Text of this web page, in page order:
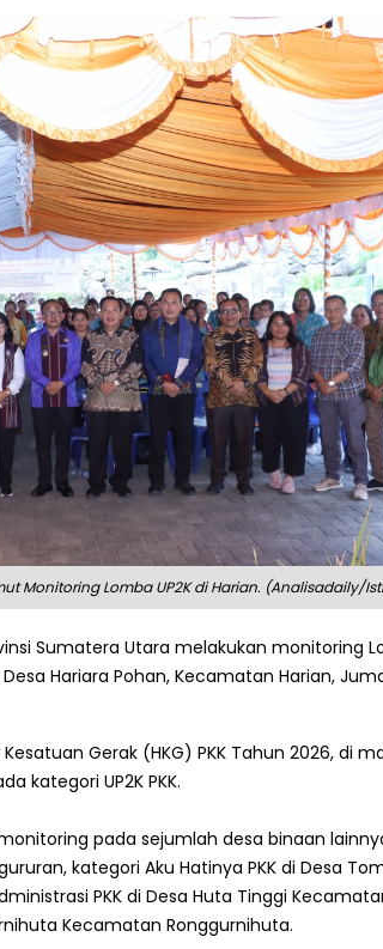
Monitoring Lomba UP2K di Harian. (Analisadaily/
Sumatera Utara melakukan monitoring
Hariara Pohan, Kecamatan Harian,
Gerak (HKG) PKK Tahun 2026, di
kategori UP2K PKK.
pada sejumlah desa binaan
kategori Aku Hatinya PKK di Desa
PKK di Desa Huta Tinggi
Kecamatan Ronggurnihuta.